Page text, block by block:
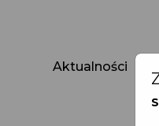
Aktualności